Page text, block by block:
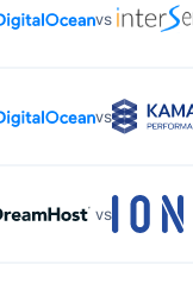
vs
vs
vs